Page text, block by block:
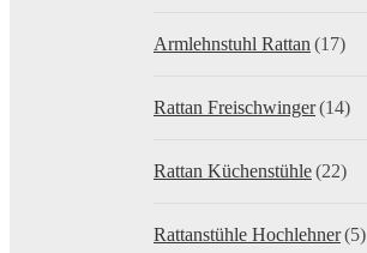
Armlehnstuhl Rattan (17)
Rattan Freischwinger(14)
Rattan Küchenstühle(22)
Rattanstühle Hochlehner(5)